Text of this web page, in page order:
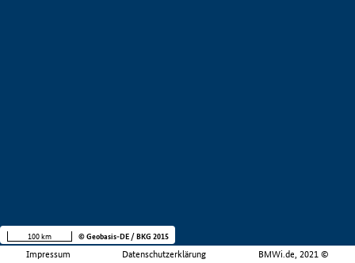
Impressum Datenschutzerklärung BMWi.de, 2021 ©
100 km © Geobasis-DE / BKG 2015